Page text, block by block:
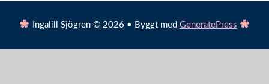
Ingalill Sjögren © 2026 • Byggt med GeneratePress